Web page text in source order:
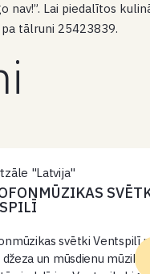
nav!”. Lai piedalītos
tālruni 25423839.
"Latvija"
svētki Ventspilī
džeza un mūsdienu